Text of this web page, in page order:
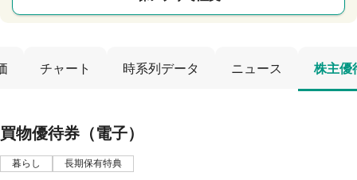
チャート 時系列データ ニュース 株主優
買物優待券（電子）
暮らし 長期保有特典